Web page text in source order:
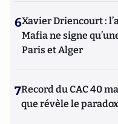
6Xavier Driencourt :
Mafia ne signe
Paris et Alger
7Record du CAC 40
que révèle le